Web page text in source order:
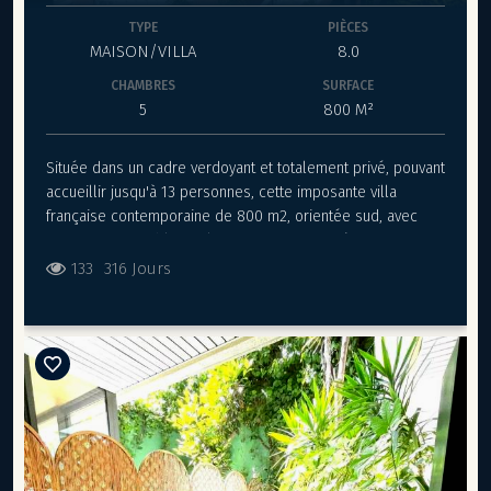
TYPE
MAISON/VILLA
PIÈCES
8.0
CHAMBRES
5
SURFACE
800 M²
Située dans un cadre verdoyant et totalement privé, pouvant
accueillir jusqu'à 13 personnes, cette imposante villa
française contemporaine de 800 m2, orientée sud, avec
modernisée avec des équipements haute qualité et
d'environ 800m2, cette magnifique villa de vacances de
quatre chambres à coucher peut accueillir confortablement
jusqu'à 11 personnes, tandis qu'une charmante maison
d'hôtes d'environ 30 m2peut accueillir deux personnes
supplémentaires ou une fille au pair/nounou. La villa est
entièrement automatisée grâce à un "système de maison
intelligente " qui contrôle les rideaux et les volets, le
133 316 Jours